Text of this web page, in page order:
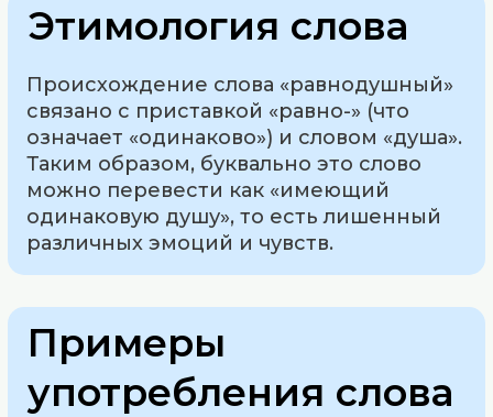
Этимология слова
Происхождение слова «равнодушный»
связано с приставкой «равно-» (что
означает «одинаково») и словом «душа».
Таким образом, буквально это слово
можно перевести как «имеющий
одинаковую душу», то есть лишенный
различных эмоций и чувств.
Примеры
употребления слова